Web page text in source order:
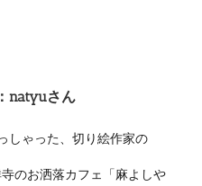
natyuさん
しゃった、切り絵作家の
のお洒落カフェ「麻よしや